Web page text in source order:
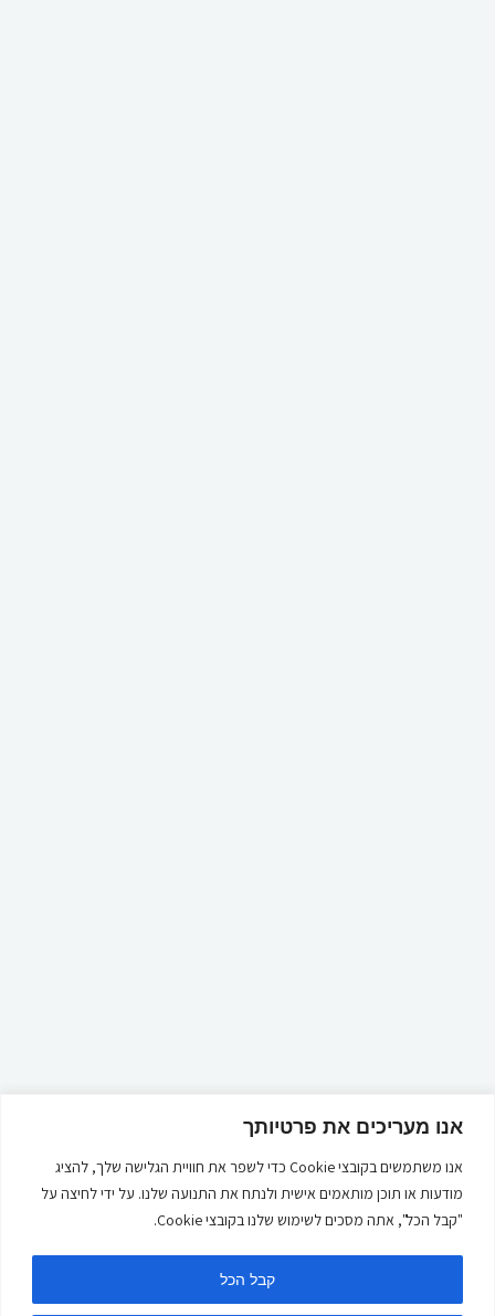
אנו מעריכים את פרטיותך
אנו משתמשים בקובצי Cookie כדי לשפר את חוויית הגלישה שלך, להציג
מודעות או תוכן מותאמים אישית ולנתח את התנועה שלנו. על ידי לחיצה על
"קבל הכל", אתה מסכים לשימוש שלנו בקובצי Cookie.
קבל הכל